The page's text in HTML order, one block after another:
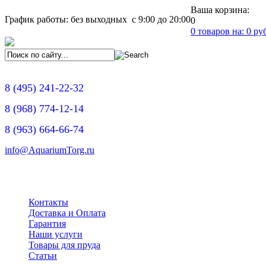
График работы: без выходных с 9:00 до 20:00
Ваша корзина:
0
0 товаров на: 0
8 (495) 241-22-32
8 (968) 774-12-14
8 (963) 664-66-74
info@AquariumTorg.ru
Контакты
Доставка и Оплата
Гарантия
Наши услуги
Товары для пруда
Статьи